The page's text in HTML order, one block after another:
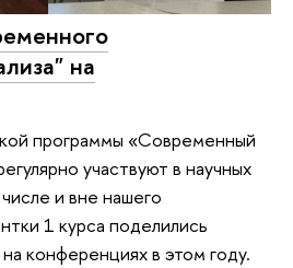
на
программы «Современный
участвуют в научных
и вне нашего
1 курса поделились
конференциях в этом году.